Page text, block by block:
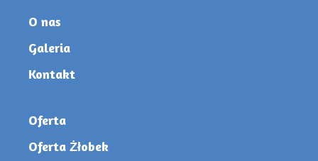
O nas
Galeria
Kontakt
Oferta
Oferta Żłobek